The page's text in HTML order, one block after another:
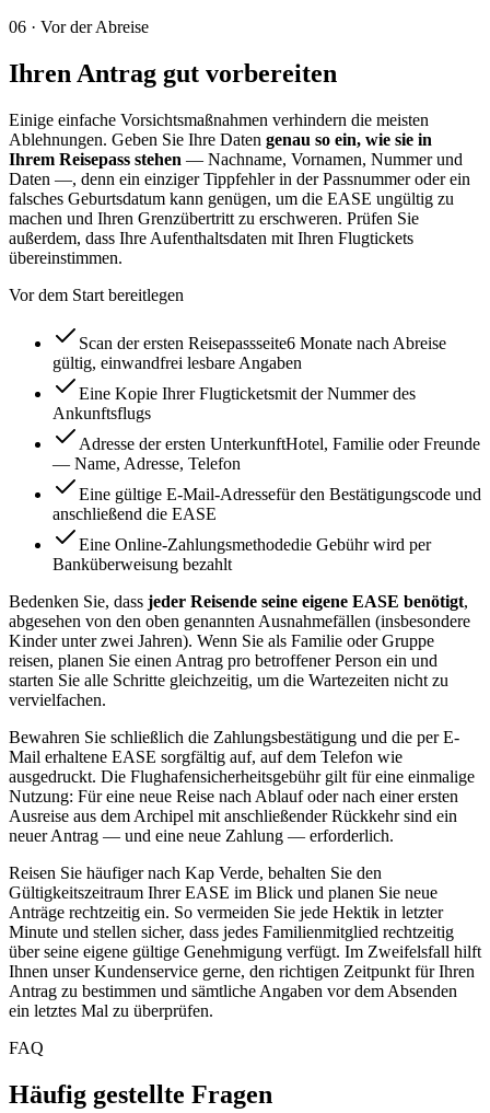
06 · Vor der Abreise
Ihren Antrag gut vorbereiten
Einige einfache Vorsichtsmaßnahmen verhindern die meisten
Ablehnungen. Geben Sie Ihre Daten genau so ein, wie sie in
Ihrem Reisepass stehen — Nachname, Vornamen, Nummer und
Daten —, denn ein einziger Tippfehler in der Passnummer oder ein
falsches Geburtsdatum kann genügen, um die EASE ungültig zu
machen und Ihren Grenzübertritt zu erschweren. Prüfen Sie
außerdem, dass Ihre Aufenthaltsdaten mit Ihren Flugtickets
übereinstimmen.
Vor dem Start bereitlegen
Scan der ersten Reisepassseite6 Monate nach Abreise
gültig, einwandfrei lesbare Angaben
Eine Kopie Ihrer Flugticketsmit der Nummer des
Ankunftsflugs
Adresse der ersten UnterkunftHotel, Familie oder Freunde
— Name, Adresse, Telefon
Eine gültige E-Mail-Adressefür den Bestätigungscode und
anschließend die EASE
Eine Online-Zahlungsmethodedie Gebühr wird per
Banküberweisung bezahlt
Bedenken Sie, dass jeder Reisende seine eigene EASE benötigt,
abgesehen von den oben genannten Ausnahmefällen (insbesondere
Kinder unter zwei Jahren). Wenn Sie als Familie oder Gruppe
reisen, planen Sie einen Antrag pro betroffener Person ein und
starten Sie alle Schritte gleichzeitig, um die Wartezeiten nicht zu
vervielfachen.
Bewahren Sie schließlich die Zahlungsbestätigung und die per E-
Mail erhaltene EASE sorgfältig auf, auf dem Telefon wie
ausgedruckt. Die Flughafensicherheitsgebühr gilt für eine einmalige
Nutzung: Für eine neue Reise nach Ablauf oder nach einer ersten
Ausreise aus dem Archipel mit anschließender Rückkehr sind ein
neuer Antrag — und eine neue Zahlung — erforderlich.
Reisen Sie häufiger nach Kap Verde, behalten Sie den
Gültigkeitszeitraum Ihrer EASE im Blick und planen Sie neue
Anträge rechtzeitig ein. So vermeiden Sie jede Hektik in letzter
Minute und stellen sicher, dass jedes Familienmitglied rechtzeitig
über seine eigene gültige Genehmigung verfügt. Im Zweifelsfall hilft
Ihnen unser Kundenservice gerne, den richtigen Zeitpunkt für Ihren
Antrag zu bestimmen und sämtliche Angaben vor dem Absenden
ein letztes Mal zu überprüfen.
FAQ
Häufig gestellte Fragen